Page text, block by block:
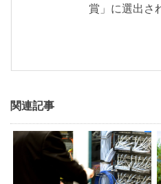
賞」に選出さ
関連記事